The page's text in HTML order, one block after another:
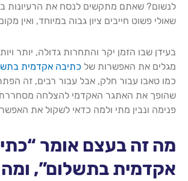
לנשום? שאתם מתקשים לנסח את הרעיונות
שאולי פשוט חייבים ציון גבוה במיוחד, ואין
בעידן שבו הזמן יקר והתחרות גדולה, יותר
מגלים את האפשרות של כתיבה אקדמית
כמו טאבו עבור חלק, אבל עבור רבים, זה
שהופך את האתגר האקדמי להצלחה מסחררת.
פנימה ונבין מתי ולמה כדאי לשקול את
מה זה בעצם אומר
אקדמית בתשלום”, ומה